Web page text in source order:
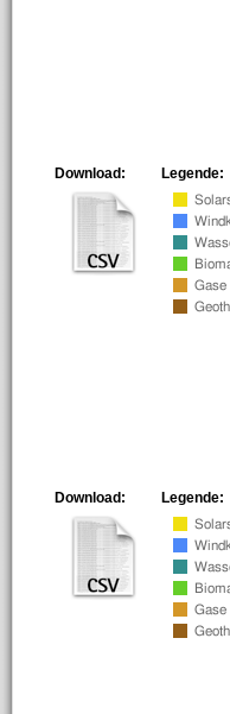
Legende:
Download:
Legende:
Download: